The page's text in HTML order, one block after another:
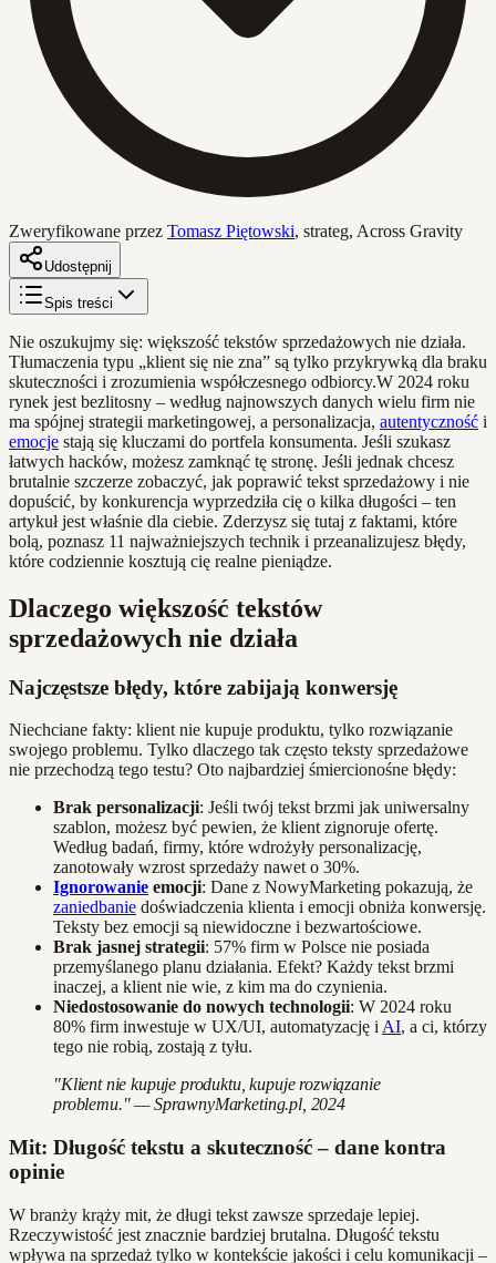
Zweryfikowane przez Tomasz Piętowski, strateg, Across Gravity
Udostępnij
Spis treści
Nie oszukujmy się: większość tekstów sprzedażowych nie działa.
Tłumaczenia typu „klient się nie zna” są tylko przykrywką dla braku
skuteczności i zrozumienia współczesnego odbiorcy.W 2024 roku
rynek jest bezlitosny – według najnowszych danych wielu firm nie
ma spójnej strategii marketingowej, a personalizacja, autentyczność i
emocje stają się kluczami do portfela konsumenta. Jeśli szukasz
łatwych hacków, możesz zamknąć tę stronę. Jeśli jednak chcesz
brutalnie szczerze zobaczyć, jak poprawić tekst sprzedażowy i nie
dopuścić, by konkurencja wyprzedziła cię o kilka długości – ten
artykuł jest właśnie dla ciebie. Zderzysz się tutaj z faktami, które
bolą, poznasz 11 najważniejszych technik i przeanalizujesz błędy,
które codziennie kosztują cię realne pieniądze.
Dlaczego większość tekstów
sprzedażowych nie działa
Najczęstsze błędy, które zabijają konwersję
Niechciane fakty: klient nie kupuje produktu, tylko rozwiązanie
swojego problemu. Tylko dlaczego tak często teksty sprzedażowe
nie przechodzą tego testu? Oto najbardziej śmiercionośne błędy:
Brak personalizacji: Jeśli twój tekst brzmi jak uniwersalny
szablon, możesz być pewien, że klient zignoruje ofertę.
Według badań, firmy, które wdrożyły personalizację,
zanotowały wzrost sprzedaży nawet o 30%.
Ignorowanie emocji: Dane z NowyMarketing pokazują, że
zaniedbanie doświadczenia klienta i emocji obniża konwersję.
Teksty bez emocji są niewidoczne i bezwartościowe.
Brak jasnej strategii: 57% firm w Polsce nie posiada
przemyślanego planu działania. Efekt? Każdy tekst brzmi
inaczej, a klient nie wie, z kim ma do czynienia.
Niedostosowanie do nowych technologii: W 2024 roku
80% firm inwestuje w UX/UI, automatyzację i AI, a ci, którzy
tego nie robią, zostają z tyłu.
"Klient nie kupuje produktu, kupuje rozwiązanie
problemu." — SprawnyMarketing.pl, 2024
Mit: Długość tekstu a skuteczność – dane kontra
opinie
W branży krąży mit, że długi tekst zawsze sprzedaje lepiej.
Rzeczywistość jest znacznie bardziej brutalna. Długość tekstu
wpływa na sprzedaż tylko w kontekście jakości i celu komunikacji –